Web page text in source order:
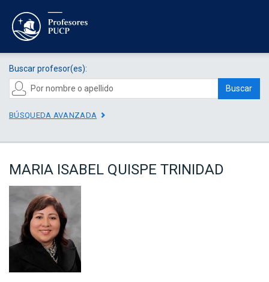
Buscar profesor(es):
Buscar
BÚSQUEDA AVANZADA
MARIA ISABEL QUISPE TRINIDAD